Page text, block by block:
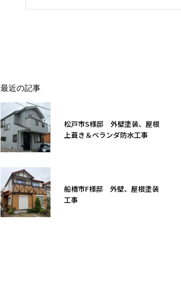
最近の記事
松戸市S様邸 外壁塗装、屋根
上葺き＆ベランダ防水工事
船橋市F様邸 外壁、屋根塗装
工事